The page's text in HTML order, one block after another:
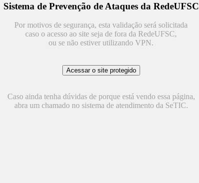
Sistema de Prevenção de Ataques da RedeUFSC
Por motivos de segurança, esta validação será solicitada
caso o acesso ao site seja de fora da RedeUFSC,
ou se não estiver utilizando VPN.
Caso ainda tenha dúvidas de porque está vendo essa página,
abra um chamado no sistema de atendimento da SeTIC.